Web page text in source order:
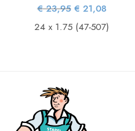
€23,95 Oorspronkelijke
prijs was:
€ 23,95.
€ 21,08
€ 21,08.
24 x 1.75 (47-507)